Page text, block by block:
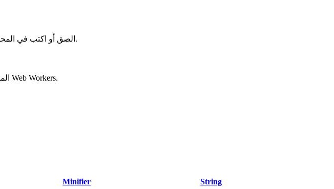
الصق أو اكتب في المحرر الأيسر. تتحدّث اللوحة اليمنى فورًا. يتيح شريط الأدوات الفتح والحفظ والنسخ والمسح ووضع ملء الشاشة.
المدخلات الكبيرة تعمل أفضل في متصفحات سطح المكتب الحديثة. للملفات الضخمة، قسّم الإدخال أو استخدم Web Workers.
Minifier
String